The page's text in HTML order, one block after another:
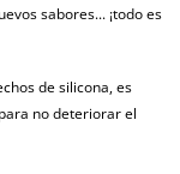
(fecha estimada)
sabores... ¡todo es
de silicona, es
no deteriorar el